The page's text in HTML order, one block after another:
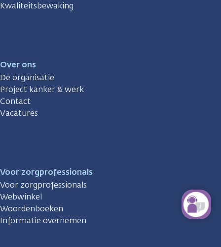
Kwaliteitsbewaking
Over ons
De organisatie
Project kanker & werk
Contact
Vacatures
Voor zorgprofessionals
Voor zorgprofessionals
Webwinkel
Woordenboeken
Informatie overnemen